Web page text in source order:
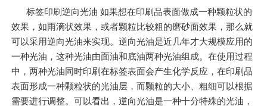
标签印刷逆向光油 如果想在印刷品表面做成一种颗粒状的
效果，如雨滴状效果，或者颗粒比较粗的磨砂面效果，那么就
可以采用逆向光油来实现。逆向光油是近几年才大规模应用的
一种光油，这种光油由面油和底油两种光油组成。在使用过程
中，两种光油同时印刷在标签表面会产生化学反应，在印刷品
表面形成一种颗粒状的光油层，而颗粒的大小、粗细可以根据
需要进行调整。可以看出，逆向光油是一种十分特殊的光油，